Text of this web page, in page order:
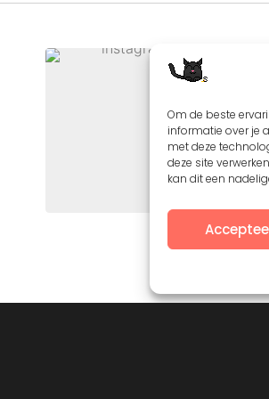
Om de beste
informatie over je
met deze
deze site
kan dit een